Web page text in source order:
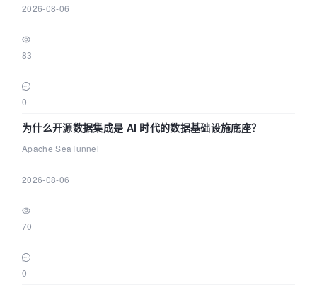
2026-08-06
83
0
为什么开源数据集成是 AI 时代的数据基础设施底座？
Apache SeaTunnel
2026-08-06
70
0